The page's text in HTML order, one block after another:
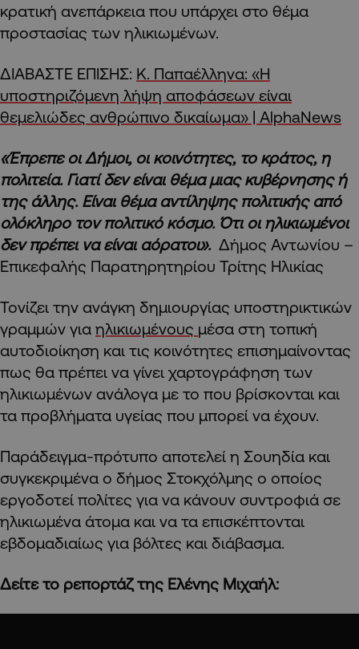
κρατική ανεπάρκεια που υπάρχει στο θέμα
προστασίας των ηλικιωμένων.
ΔΙΑΒΑΣΤΕ ΕΠΙΣΗΣ: Κ. Παπαέλληνα: «Η
υποστηριζόμενη λήψη αποφάσεων είναι
θεμελιώδες ανθρώπινο δικαίωμα» | AlphaNews
«Έπρεπε οι Δήμοι, οι κοινότητες, το κράτος, η
πολιτεία. Γιατί δεν είναι θέμα μιας κυβέρνησης ή
της άλλης. Είναι θέμα αντίληψης πολιτικής από
ολόκληρο τον πολιτικό κόσμο. Ότι οι ηλικιωμένοι
δεν πρέπει να είναι αόρατοι». Δήμος Αντωνίου –
Επικεφαλής Παρατηρητηρίου Τρίτης Ηλικίας
Τονίζει την ανάγκη δημιουργίας υποστηρικτικών
γραμμών για ηλικιωμένους μέσα στη τοπική
αυτοδιοίκηση και τις κοινότητες επισημαίνοντας
πως θα πρέπει να γίνει χαρτογράφηση των
ηλικιωμένων ανάλογα με το που βρίσκονται και
τα προβλήματα υγείας που μπορεί να έχουν.
Παράδειγμα-πρότυπο αποτελεί η Σουηδία και
συγκεκριμένα ο δήμος Στοκχόλμης ο οποίος
εργοδοτεί πολίτες για να κάνουν συντροφιά σε
ηλικιωμένα άτομα και να τα επισκέπτονται
εβδομαδιαίως για βόλτες και διάβασμα.
Δείτε το ρεπορτάζ της Ελένης Μιχαήλ: